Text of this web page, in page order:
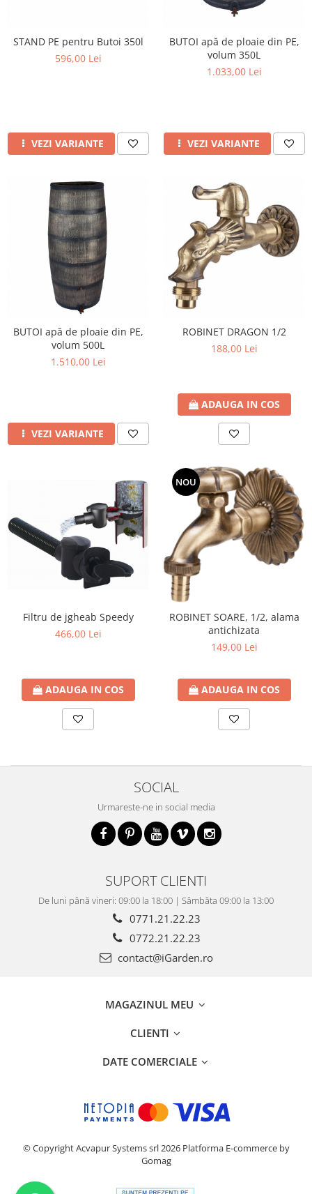
STAND PE pentru Butoi 350l
596,00 Lei
VEZI VARIANTE
BUTOI apă de ploaie din PE,
volum 350L
1.033,00 Lei
VEZI VARIANTE
BUTOI apă de ploaie din PE,
volum 500L
1.510,00 Lei
VEZI VARIANTE
ROBINET DRAGON 1/2
188,00 Lei
ADAUGA IN COS
Filtru de jgheab Speedy
466,00 Lei
ADAUGA IN COS
NOU
ROBINET SOARE, 1/2, alama
antichizata
149,00 Lei
ADAUGA IN COS
SOCIAL
Urmareste-ne in social media
SUPORT CLIENTI
De luni până vineri: 09:00 la 18:00 | Sâmbăta 09:00 la 13:00
0771.21.22.23
0772.21.22.23
contact@iGarden.ro
MAGAZINUL MEU
CLIENTI
DATE COMERCIALE
© Copyright Acvapur Systems srl 2026 Platforma E-commerce by
Gomag